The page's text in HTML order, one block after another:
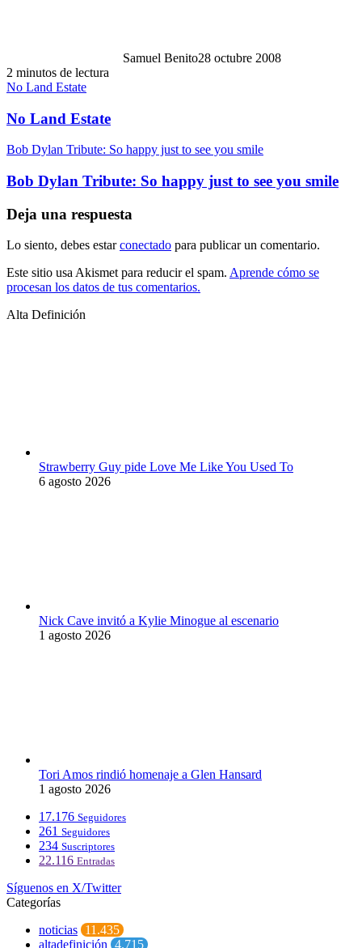
Samuel Benito28 octubre 2008
2 minutos de lectura
No Land Estate
No Land Estate
Bob Dylan Tribute: So happy just to see you smile
Bob Dylan Tribute: So happy just to see you smile
Deja una respuesta
Lo siento, debes estarconectado para publicar un comentario.
Este sitio usa Akismet para reducir el spam. Aprende cómo se
procesan los datos de tus comentarios.
Alta Definición
Strawberry Guy pide Love Me Like You Used To
6 agosto 2026
Nick Cave invitó a Kylie Minogue al escenario
1 agosto 2026
Tori Amos rindió homenaje a Glen Hansard
1 agosto 2026
17.176 Seguidores
261 Seguidores
234 Suscriptores
22.116 Entradas
Síguenos en X/Twitter
Categorías
noticias 11.435
altadefinición 4.715